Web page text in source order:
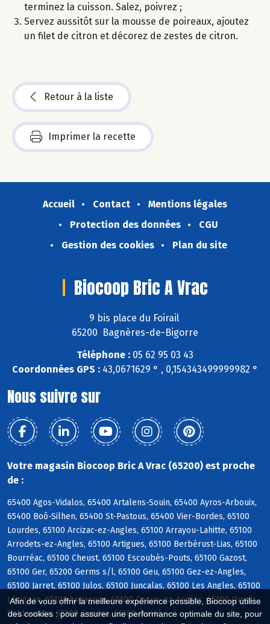
Afin de vous offrir la meilleure expérience possible, Biocoop utilise
des cookies : pour assurer une performance optimale du site, pour
terminez la cuisson. Salez, poivrez ;
Servez aussitôt sur la mousse de poireaux, ajoutez
un filet de citron et décorez de zestes de citron.
Retour à la liste
Imprimer la recette
Accueil Contact
Mentions légales
Protection des données
CGU
Gestion des cookies
Plan du site
Biocoop Bric A Vrac
9 bis place du Foirail
65200 Bagnères-de-Bigorre
Téléphone : 05 62 95 03 43
Coordonnées GPS : 43,0671629 ° , 0,154343499999982 °
Nous suivre sur
Votre magasin Biocoop Bric A Vrac (65200) est proche
de :
65400 Agos-Vidalos, 65400 Artalens-Souin, 65400 Ayros-Arbouix,
65400 Boô-Silhen, 65400 St-Pastous, 65400 Vier-Bordes, 65100
Lourdes, 65100 Arcizac-ez-Angles, 65100 Arrayou-Lahitte, 65100
Arrodets-ez-Angles, 65100 Artigues, 65100 Berbérust-Lias, 65100
Bourréac, 65100 Cheust, 65100 Escoubès-Pouts, 65100 Gazost,
65100 Ger, 65200 Germs s/l, 65100 Geu, 65100 Gez-ez-Angles,
65100 Jarret, 65100 Julos, 65100 Juncalas, 65100 Les Angles, 65100
Lézignan, 65100 Lugagnan, 65100 Ossun-ez-Angles, 65100 Ourdis-
Cotdoussan, 65100 Ourdon, 65100 Ousté